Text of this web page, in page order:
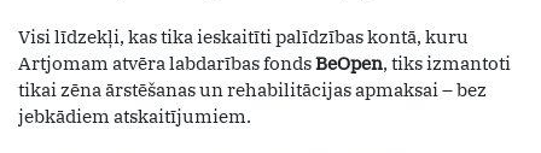
Visi līdzekļi, kas tika ieskaitīti palīdzības kontā, kuru
Artjomam atvēra labdarības fondsBeOpen, tiks izmantoti
tikai zēna ārstēšanas un rehabilitācijas apmaksai – bez
jebkādiem atskaitījumiem.